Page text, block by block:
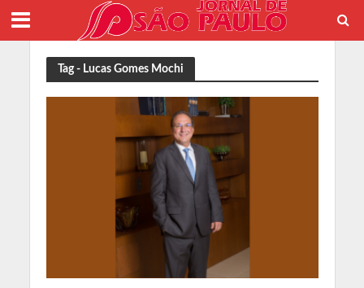
Tag - Lucas Gomes Mochi